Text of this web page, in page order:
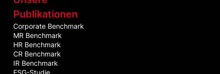
Publikationen
Corporate Benchmark
MR Benchmark
HR Benchmark
CR Benchmark
IR Benchmark
ESG-Studie